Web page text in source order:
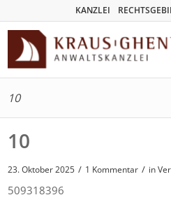
KANZLEI
10
10
23. Oktober 2025 / 1 Kommentar / in
509318396